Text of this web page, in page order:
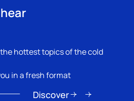
hottest topics of the cold
in a fresh format
Discover